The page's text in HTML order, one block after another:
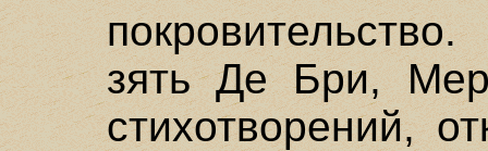
зять Де Бри,
стихотворений,